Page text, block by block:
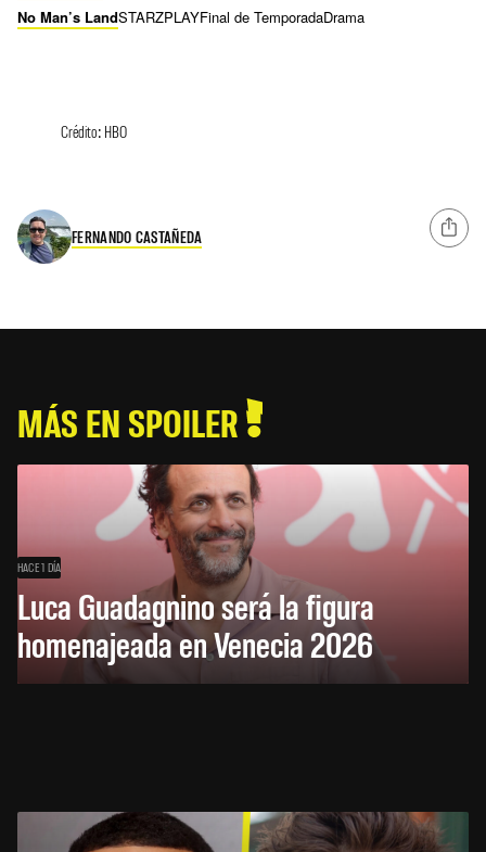
No Man’s LandSTARZPLAYFinal de TemporadaDrama
Crédito: HBO
FERNANDO CASTAÑEDA
MÁS EN SPOILER
HACE 1 DÍA
Luca Guadagnino será la figura
homenajeada en Venecia 2026